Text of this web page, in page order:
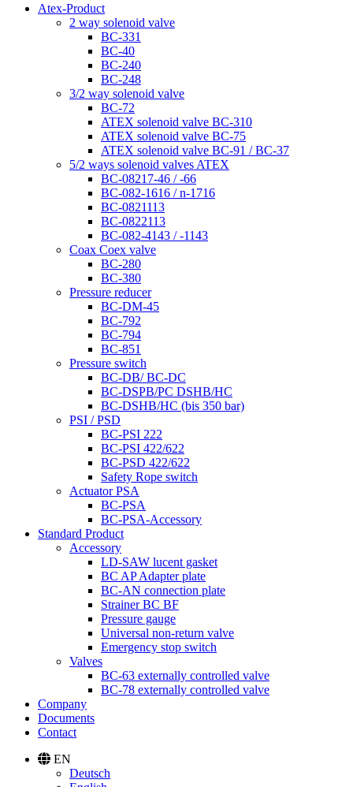
Atex-Product
2 way solenoid valve
BC-331
BC-40
BC-240
BC-248
3/2 way solenoid valve
BC-72
ATEX solenoid valve BC-310
ATEX solenoid valve BC-75
ATEX solenoid valve BC-91 / BC-37
5/2 ways solenoid valves ATEX
BC-08217-46 / -66
BC-082-1616 / n-1716
BC-0821113
BC-0822113
BC-082-4143 / -1143
Coax Coex valve
BC-280
BC-380
Pressure reducer
BC-DM-45
BC-792
BC-794
BC-851
Pressure switch
BC-DB/ BC-DC
BC-DSPB/PC DSHB/HC
BC-DSHB/HC (bis 350 bar)
PSI / PSD
BC-PSI 222
BC-PSI 422/622
BC-PSD 422/622
Safety Rope switch
Actuator PSA
BC-PSA
BC-PSA-Accessory
Standard Product
Accessory
LD-SAW lucent gasket
BC AP Adapter plate
BC-AN connection plate
Strainer BC BF
Pressure gauge
Universal non-return valve
Emergency stop switch
Valves
BC-63 externally controlled valve
BC-78 externally controlled valve
Company
Documents
Contact
EN
Deutsch